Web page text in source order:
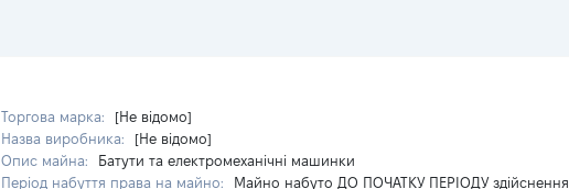
Торгова марка:
[Не відомо]
Назва виробника:
[Не відомо]
Опис майна:
Батути та електромеханічні машинки
Період набуття права на майно:
Майно набуто ДО ПОЧАТКУ ПЕРІОДУ здійснення